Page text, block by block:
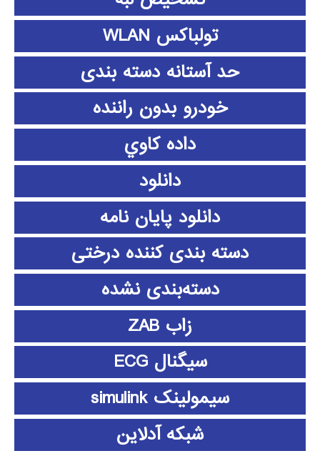
تولباکس WLAN
حد آستانه دسته بندی
خودرو بدون راننده
داده كاوي
دانلود
دانلود پايان نامه
دسته بندی کننده درختی
دسته‌بندی نشده
زاب ZAB
سیگنال ECG
سیمولینک simulink
شبکه آدلاین